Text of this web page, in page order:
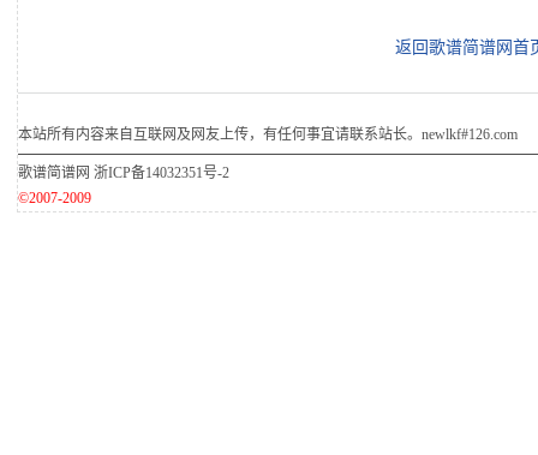
返回歌谱简谱网首
本站所有内容来自互联网及网友上传，有任何事宜请联系站长。newlkf#126.com
歌谱简谱网 浙ICP备14032351号-2
©2007-2009